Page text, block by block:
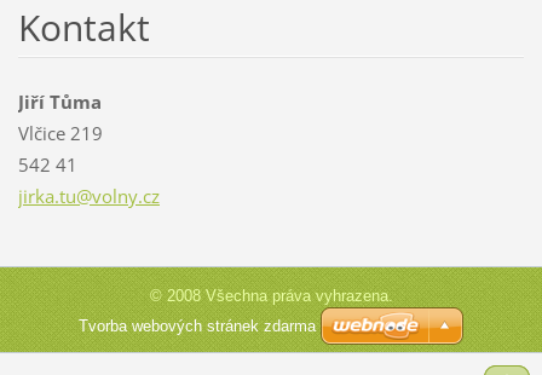
Kontakt
Jiří Tůma
Vlčice 219
542 41
jirka.tu@volny.cz
© 2008 Všechna práva vyhrazena.
Tvorba webových stránek zdarma